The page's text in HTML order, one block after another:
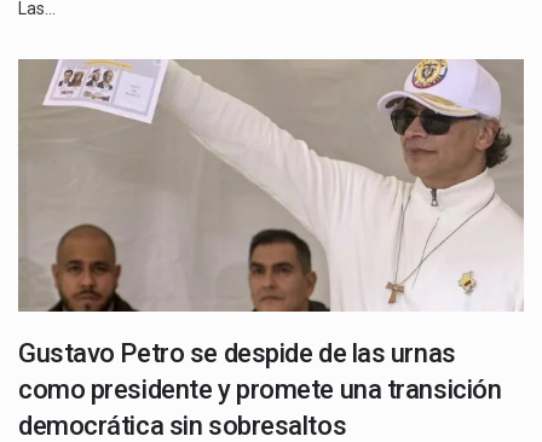
Las…
Gustavo Petro se despide de las urnas
como presidente y promete una transición
democrática sin sobresaltos